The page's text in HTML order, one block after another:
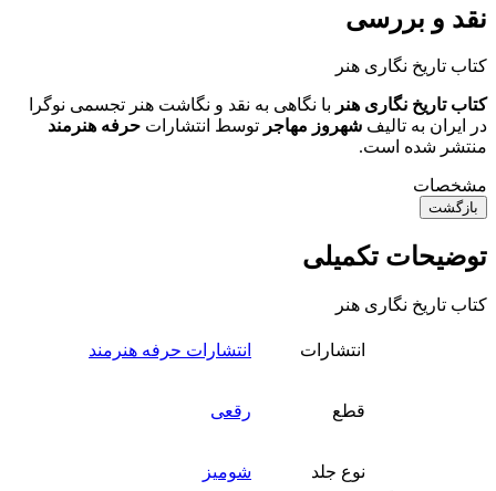
نقد و بررسی
کتاب تاریخ نگاری هنر
کتاب تاریخ نگاری هنر با نگاهی به نقد و نگاشت هنر تجسمی نوگرا
در ایران به تالیف شهروز مهاجر توسط انتشارات حرفه هنرمند
منتشر شده است.
مشخصات
بازگشت
توضیحات تکمیلی
کتاب تاریخ نگاری هنر
انتشارات انتشارات حرفه هنرمند
قطع رقعی
نوع جلد شومیز